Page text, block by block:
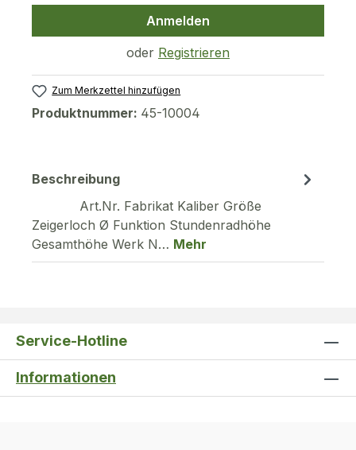
Anmelden
oder Registrieren
Zum Merkzettel hinzufügen
Produktnummer: 45-10004
Beschreibung
Art.Nr. Fabrikat Kaliber Größe
Zeigerloch Ø Funktion Stundenradhöhe
Gesamthöhe Werk N… Mehr
Service-Hotline
Informationen